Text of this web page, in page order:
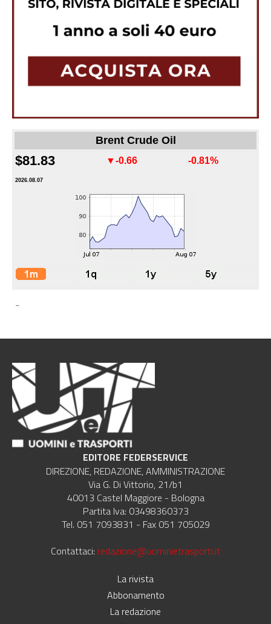
Brent Crude Oil
$81.83 ▼-0.66 -0.81%
2026.08.07
-
EDITORE FEDERSERVICE
DIREZIONE, REDAZIONE, AMMINISTRAZIONE
Via G. Di Vittorio, 21/b1
40013 Castel Maggiore - Bologna
Partita Iva: 03498360373
Tel. 051 7093831 - Fax 051 705029
Contattaci: redazione@uominietrasporti.it
La rivista
Abbonamento
La redazione